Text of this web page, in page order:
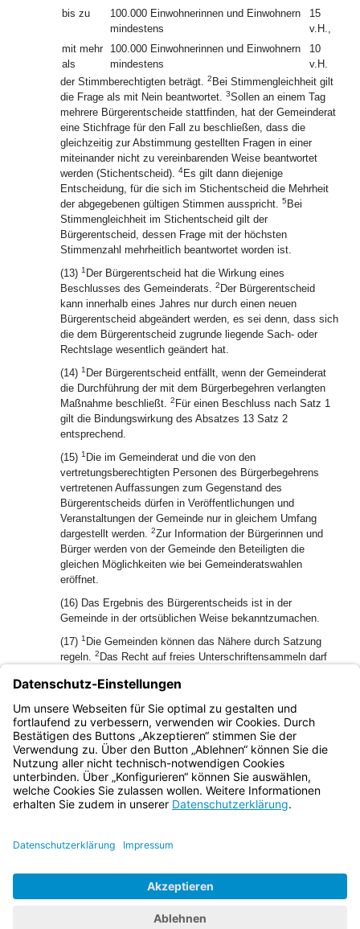
bis zu
100.000 Einwohnerinnen und Einwohnern
mindestens
15
v.H.,
mit mehr
als
100.000 Einwohnerinnen und Einwohnern
mindestens
10
v.H.
der Stimmberechtigten beträgt. 2 Bei Stimmengleichheit gilt
die Frage als mit Nein beantwortet. 3Sollen an einem Tag
mehrere Bürgerentscheide stattfinden, hat der Gemeinderat
eine Stichfrage für den Fall zu beschließen, dass die
gleichzeitig zur Abstimmung gestellten Fragen in einer
miteinander nicht zu vereinbarenden Weise beantwortet
werden (Stichentscheid). 4Es gilt dann diejenige
Entscheidung, für die sich im Stichentscheid die Mehrheit
der abgegebenen gültigen Stimmen ausspricht. 5 Bei
Stimmengleichheit im Stichentscheid gilt der
Bürgerentscheid, dessen Frage mit der höchsten
Stimmenzahl mehrheitlich beantwortet worden ist.
(13) 1 Der Bürgerentscheid hat die Wirkung eines
Beschlusses des Gemeinderats. 2 Der Bürgerentscheid
kann innerhalb eines Jahres nur durch einen neuen
Bürgerentscheid abgeändert werden, es sei denn, dass sich
die dem Bürgerentscheid zugrunde liegende Sach- oder
Rechtslage wesentlich geändert hat.
(14) 1 Der Bürgerentscheid entfällt, wenn der Gemeinderat
die Durchführung der mit dem Bürgerbegehren verlangten
Maßnahme beschließt. 2 Für einen Beschluss nach Satz 1
gilt die Bindungswirkung des Absatzes 13 Satz 2
entsprechend.
(15) 1 Die im Gemeinderat und die von den
vertretungsberechtigten Personen des Bürgerbegehrens
vertretenen Auffassungen zum Gegenstand des
Bürgerentscheids dürfen in Veröffentlichungen und
Veranstaltungen der Gemeinde nur in gleichem Umfang
dargestellt werden. 2Zur Information der Bürgerinnen und
Bürger werden von der Gemeinde den Beteiligten die
gleichen Möglichkeiten wie bei Gemeinderatswahlen
eröffnet.
(16) Das Ergebnis des Bürgerentscheids ist in der
Gemeinde in der ortsüblichen Weise bekanntzumachen.
(17) 1 Die Gemeinden können das Nähere durch Satzung
regeln. 2 Das Recht auf freies Unterschriftensammeln darf
(18) Art. 3a des Bayerischen
Verwaltungsverfahrensgesetzes (BayVwVfG) findet keine
Anwendung.
Bayern.de
BayernPortal
Impressum